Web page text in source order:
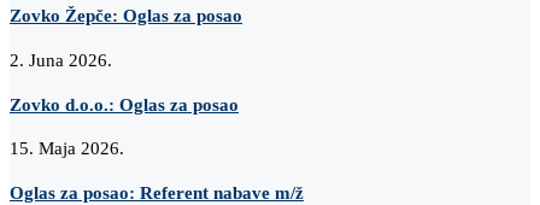
Zovko Žepče: Oglas za posao
2. Juna 2026.
Zovko d.o.o.: Oglas za posao
15. Maja 2026.
Oglas za posao: Referent nabave m/ž